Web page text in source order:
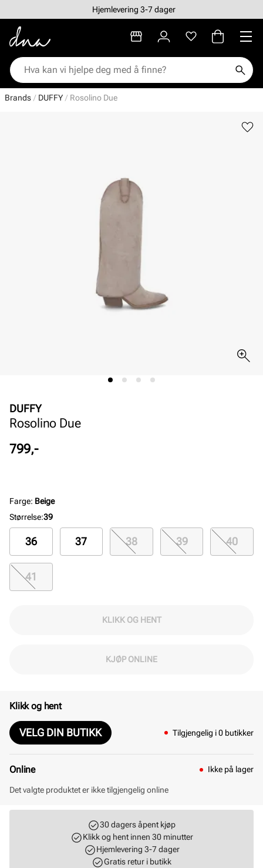
Hjemlevering 3-7 dager
Brands DUFFY Rosolino Due
DUFFY
Rosolino Due
Pris
799,-
Farge: Beige
Størrelse:39
36 37 38 39 40
41
KLIKK OG HENT
KJØP ONLINE
Klikk og hent
VELG DIN BUTIKK Tilgjengelig i 0 butikker
Online Ikke på lager
Det valgte produktet er ikke tilgjengelig online
30 dagers åpent kjøp
Klikk og hent innen 30 minutter
Hjemlevering 3-7 dager
Gratis retur i butikk